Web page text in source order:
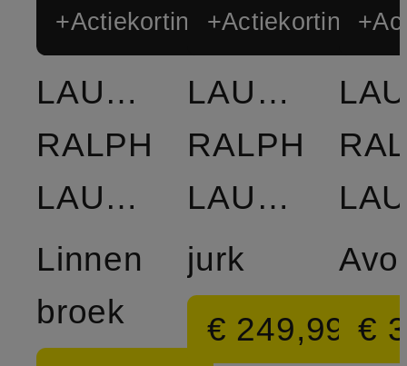
+Actiekorting
LAUREN
RALPH
LAUREN
Linnen
broek
+Actiekorting
LAUREN
RALPH
LAUREN
jurk
€ 249,99 €